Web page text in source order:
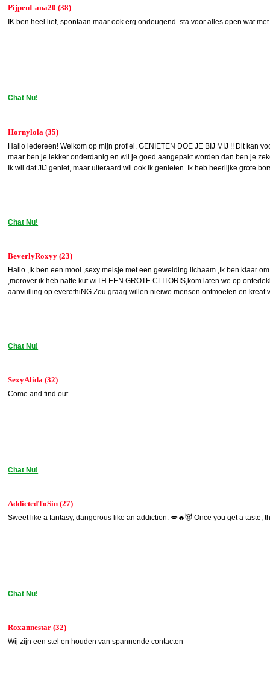
PijpenLana20 (38)
IK ben heel lief, spontaan maar ook erg ondeugend. sta voor alles open wat
Chat Nu!
Hornylola (35)
Hallo iedereen! Welkom op mijn profiel. GENIETEN DOE JE BIJ MIJ !! Dit kan
maar ben je lekker onderdanig en wil je goed aangepakt worden dan ben je
Ik wil dat JIJ geniet, maar uiteraard wil ook ik genieten. Ik heb heerlijke grote
Chat Nu!
BeverlyRoxyy (23)
Hallo ,Ik ben een mooi ,sexy meisje met een gewelding lichaam ,Ik ben klaar
,morover ik heb natte kut wiTH EEN GROTE CLITORIS,kom laten we op
aanvulling op everethiNG Zou graag willen nieiwe mensen ontmoeten en kreat
Chat Nu!
SexyAlida (32)
Come and find out....
Chat Nu!
AddictedToSin (27)
Sweet like a fantasy, dangerous like an addiction. 💋🔥😈 Once you get a taste,
Chat Nu!
Roxannestar (32)
Wij zijn een stel en houden van spannende contacten